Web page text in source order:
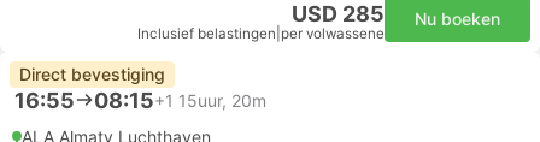
USD 285
Inclusief belastingen per volwassene
Nu boeken
Direct bevestiging
16:55 08:15+1 15uur, 20m
ALA Almaty Luchthaven